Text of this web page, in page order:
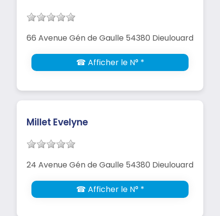
66 Avenue Gén de Gaulle 54380 Dieulouard
☎ Afficher le N° *
Millet Evelyne
24 Avenue Gén de Gaulle 54380 Dieulouard
☎ Afficher le N° *